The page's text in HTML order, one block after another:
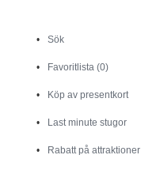
Sök
Favoritlista (0)
Köp av presentkort
Last minute stugor
Rabatt på attraktioner